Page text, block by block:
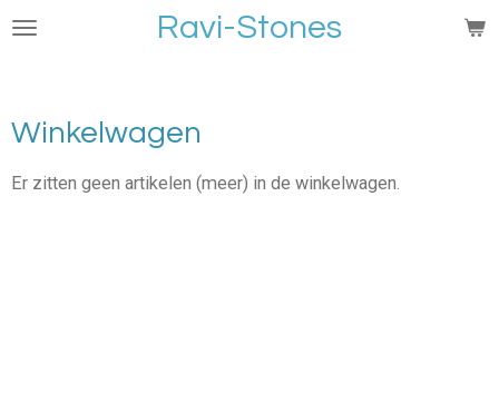
Ga
hoofdinhoud
Ravi-Stones
Winkelwagen
Er zitten geen artikelen (meer) in de winkelwagen.